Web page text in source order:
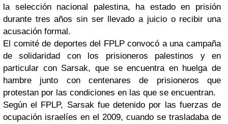
la selección nacional palestina, ha estado en prisión
durante tres años sin ser llevado a juicio o recibir una
acusación formal.
El comité de deportes del FPLP convocó a una campaña
de solidaridad con los prisioneros palestinos y en
particular con Sarsak, que se encuentra en huelga de
hambre junto con centenares de prisioneros que
protestan por las condiciones en las que se encuentran.
Según el FPLP, Sarsak fue detenido por las fuerzas de
ocupación israelíes en el 2009, cuando se trasladaba de